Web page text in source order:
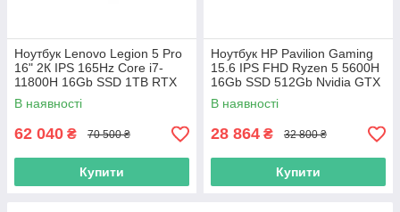
Ноутбук Lenovo Legion 5 Pro
16" 2К IPS 165Hz Core i7-
11800H 16Gb SSD 1TB RTX
3070 8GB
В наявності
62 040 ₴ 70 500 ₴
Купити
Ноутбук HP Pavilion Gaming
15.6 IPS FHD Ryzen 5 5600H
16Gb SSD 512Gb Nvidia GTX
1650 4GB
В наявності
28 864 ₴ 32 800 ₴
Купити